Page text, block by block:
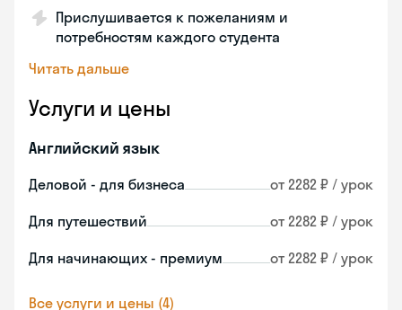
Прислушивается к пожеланиям и
потребностям каждого студента
Читать дальше
Услуги и цены
Английский язык
Деловой - для бизнеса от 2282 ₽ / урок
Для путешествий от 2282 ₽ / урок
Для начинающих - премиум от 2282 ₽ / урок
Все услуги и цены (4)